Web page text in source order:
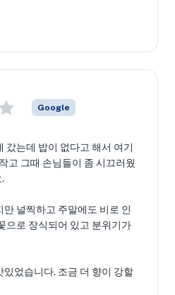
Google
갔는데 밥이 없다고 해서 여기
고 그때 손님들이 좀 시끄러웠
널찍하고 주말에도 비로 인
으로 장식되어 있고 분위기가
있었습니다. 조금 더 향이 강할